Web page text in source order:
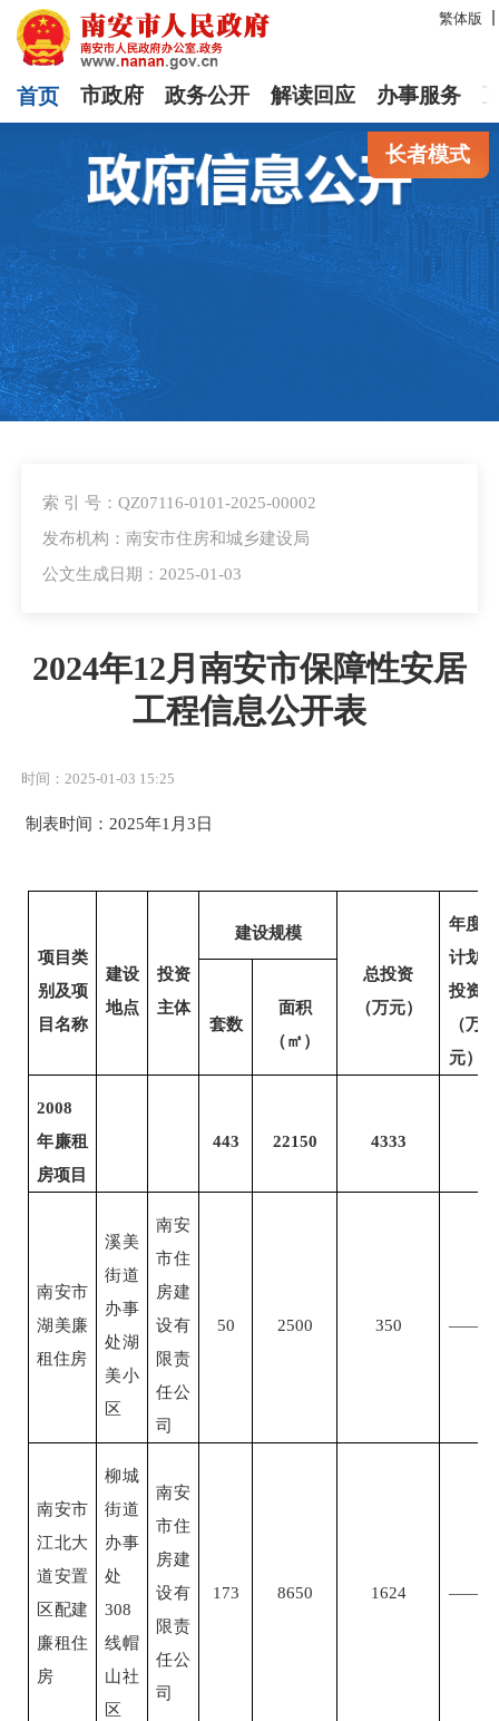
繁体版
首页 市政府 政务公开 解读回应 办事服务
长者模式
索 引 号：QZ07116-0101-2025-00002
发布机构：南安市住房和城乡建设局
公文生成日期：2025-01-03
2024年12月南安市保障性安居
工程信息公开表
时间：2025-01-03 15:25
制表时间： 2025年1 月3日
项目类
别及项
目名称
建设
地点
投资
主体
建设规模
总投资
（万元）
年度
计划
投资
（万
元）
套数
面积
（㎡）
2008
年廉租
房项目
443 22150 4333
南安市
湖美廉
租住房
溪美
街道
办事
处湖
美小
区
南安
市住
房建
设有
限责
任公
司
50 2500 350 ——
南安市
江北大
道安置
区配建
廉租住
房
柳城
街道
办事
处
308
线帽
山社
区
南安
市住
房建
设有
限责
任公
司
173 8650 1624 ——